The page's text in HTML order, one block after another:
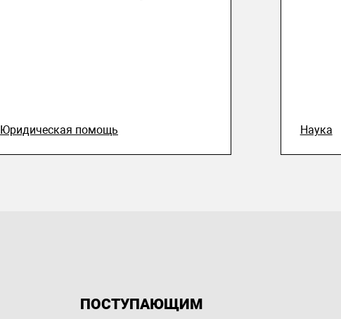
Юридическая помощь Наука
ПОСТУПАЮЩИМ